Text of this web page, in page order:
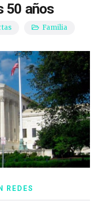
50 años
Familia
REDES